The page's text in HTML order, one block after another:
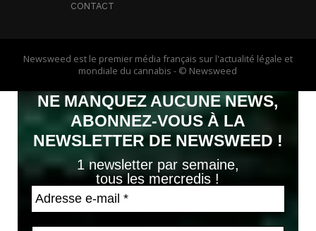
CONTACT
Newsweed est le premier média français sur l'actualité légale et
mondiale du cannabis - © Newsweed
NE MANQUEZ AUCUNE NEWS,
ABONNEZ-VOUS À LA
NEWSLETTER DE NEWSWEED !
1 newsletter par semaine,
tous les mercredis !